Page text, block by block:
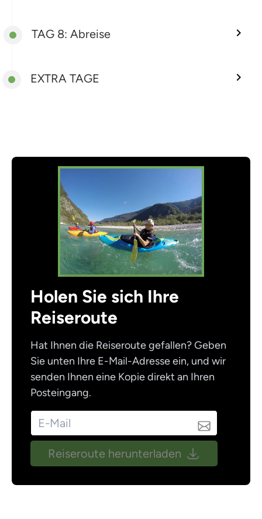
TAG 8: Abreise
EXTRA TAGE
Holen Sie sich Ihre
Reiseroute
Hat Ihnen die Reiseroute gefallen? Geben
Sie unten Ihre E-Mail-Adresse ein, und wir
senden Ihnen eine Kopie direkt an Ihren
Posteingang.
Reiseroute herunterladen